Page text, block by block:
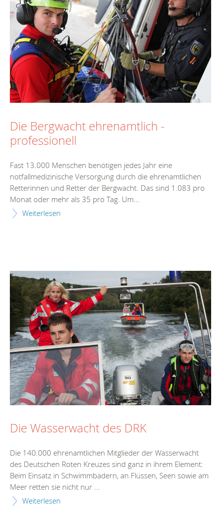
Die Bergwacht ehrenamtlich -
professionell
Fast 13.000 Menschen benötigen jedes Jahr eine
notfallmedizinische Versorgung durch die ehrenamtlichen
Retterinnen und Retter der Bergwacht. Das sind 1.083 pro
Monat oder mehr als 35 pro Tag. Um...
Weiterlesen
Die Wasserwacht des DRK
Die 140.000 ehrenamtlichen Mitglieder der Wasserwacht
des Deutschen Roten Kreuzes sind ganz in ihrem Element:
Beim Einsatz in Schwimmbädern, an Flüssen, Seen sowie am
Meer retten sie nicht nur ...
Weiterlesen